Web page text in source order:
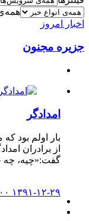
همه‌ی
اخبار امروز
جزیره مجنون
امدادگر
بار اولم بود
از برادران
گفت:«چیه، چه
۱۳۹۱-۱۲-۲۹ ۰۰:۰۰